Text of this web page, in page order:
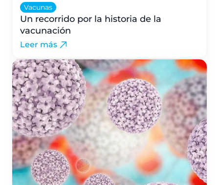
Vacunas
Un recorrido por la historia de la
vacunación
Leer más